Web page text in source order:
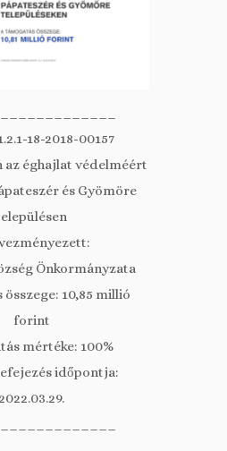
18-2018-00157
az éghajlat védelméért
és Gyömöre
Önkormányzata
10,85 millió
forint
mértéke: 100%
időpontja:
2022.03.29.